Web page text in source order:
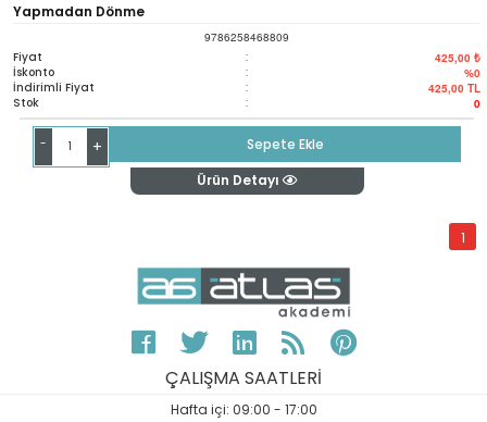
Yapmadan Dönme
9786258468809
Fiyat : 425,00 ₺
İskonto : %0
İndirimli Fiyat : 425,00 TL
Stok : 0
- +
Sepete Ekle
Ürün Detayı
1
ÇALIŞMA SAATLERİ
Hafta içi: 09:00 - 17:00